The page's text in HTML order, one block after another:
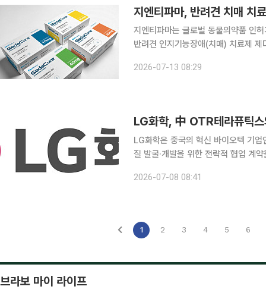
지엔티파마, 반려견 치매 치
지엔티파마는 글로벌 동물의약품
반려견 인지기능장애(치매) 치료제
약품 인허가를 수행하는 글로벌 규제
2026-07-13 08:29
LG화학, 中 OTR테라퓨틱
LG화학은 중국의 혁신 바이오텍 기
질 발굴·개발을 위한 전략적 협업 계약을 체결했다고 8
회사의 유망 항암신약 후보물질을 공
2026-07-08 08:41
1 2 3 4 5 6
브라보 마이 라이프